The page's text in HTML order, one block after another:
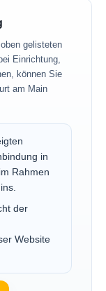
gelisteten
Einrichtung,
können Sie
am Main
in
Rahmen
der
Website